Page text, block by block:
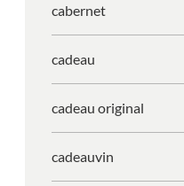
cabernet
cadeau
cadeau original
cadeauvin